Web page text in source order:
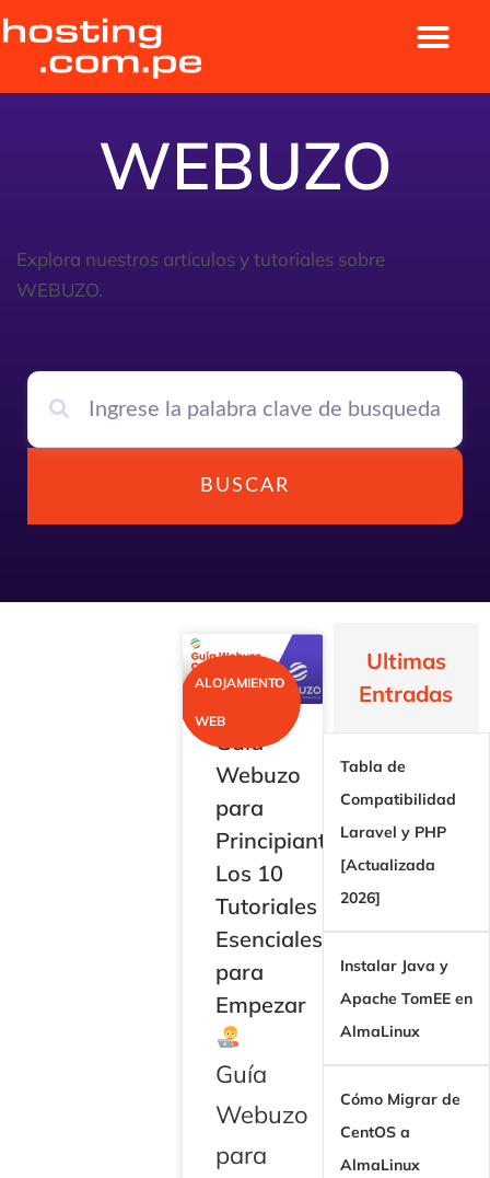
WEBUZO
Explora nuestros artículos y tutoriales sobre
WEBUZO.
BUSCAR
ALOJAMIENTO
WEB
Guía
Webuzo
para
Principiantes:
Los 10
Tutoriales
Esenciales
para
Empezar
Guía
Webuzo
para
Ultimas
Entradas
Tabla de
Compatibilidad
Laravel y PHP
[Actualizada
2026]
Instalar Java y
Apache TomEE en
AlmaLinux
Cómo Migrar de
CentOS a
AlmaLinux